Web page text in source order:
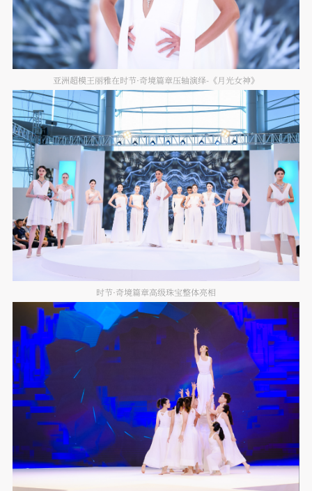
亚洲超模王丽雅在时节·奇境篇章压轴演绎-《月光女神》
时节·奇境篇章高级珠宝整体亮相